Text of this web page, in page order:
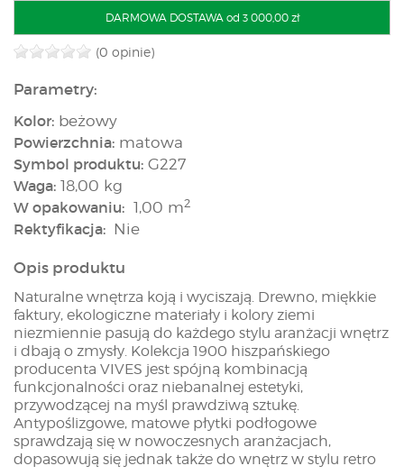
DARMOWA DOSTAWA od 3 000,00 zł
(0 opinie)
Parametry:
Kolor: beżowy
Powierzchnia: matowa
Symbol produktu: G227
Waga: 18,00 kg
W opakowaniu: 1,00 m2
Rektyfikacja: Nie
Opis produktu
Naturalne wnętrza koją i wyciszają. Drewno, miękkie
faktury, ekologiczne materiały i kolory ziemi
niezmiennie pasują do każdego stylu aranżacji wnętrz
i dbają o zmysły. Kolekcja 1900 hiszpańskiego
producenta VIVES jest spójną kombinacją
funkcjonalności oraz niebanalnej estetyki,
przywodzącej na myśl prawdziwą sztukę.
Antypoślizgowe, matowe płytki podłogowe
sprawdzają się w nowoczesnych aranżacjach,
dopasowują się jednak także do wnętrz w stylu retro